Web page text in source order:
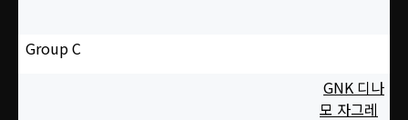
Group C
GNK 디나
모 자그레